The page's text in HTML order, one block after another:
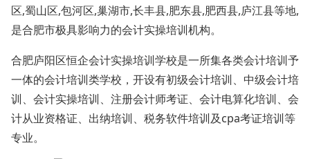
区,蜀山区,包河区,巢湖市,长丰县,肥东县,肥西县,庐江县等地,
是合肥市极具影响力的会计实操培训机构。
合肥庐阳区恒企会计实操培训学校是一所集各类会计培训予
一体的会计培训类学校，开设有初级会计培训、中级会计培
训、会计实操培训、注册会计师考证、会计电算化培训、会
计从业资格证、出纳培训、税务软件培训及cpa考证培训等
专业。